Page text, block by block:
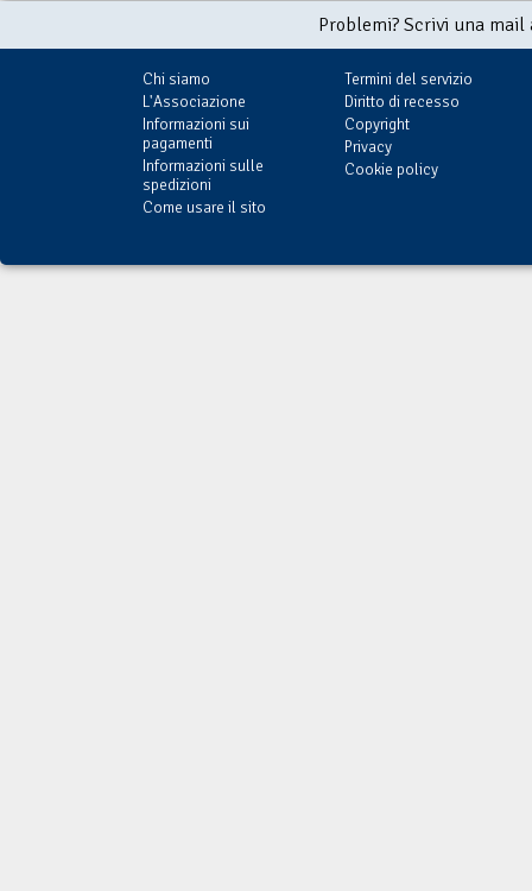
Problemi? Scrivi una
Chi siamo
L'Associazione
Informazioni sui
pagamenti
Informazioni sulle
spedizioni
Come usare il sito
Termini del servizio
Diritto di recesso
Copyright
Privacy
Cookie policy